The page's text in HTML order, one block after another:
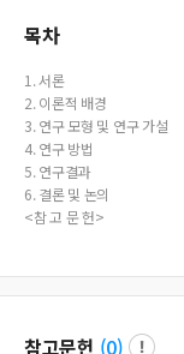
목차
1. 서론
2. 이론적 배경
3. 연구 모형 및 연구 가설
4. 연구 방법
5. 연구결과
6. 결론 및 논의
<참 고 문 헌>
참고문헌 (0)